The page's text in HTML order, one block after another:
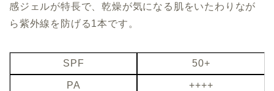
感ジェルが特長で、乾燥が気になる肌をいたわりなが
ら紫外線を防げる1本です。
SPF 50+
PA ++++